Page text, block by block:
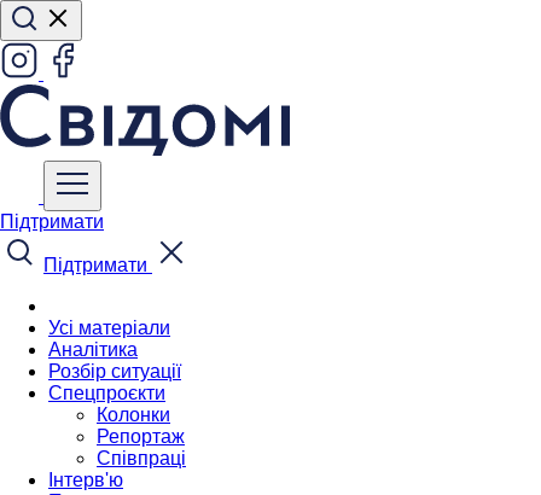
Підтримати
Підтримати
Усі матеріали
Аналітика
Розбір ситуації
Спецпроєкти
Колонки
Репортаж
Співпраці
Інтерв'ю